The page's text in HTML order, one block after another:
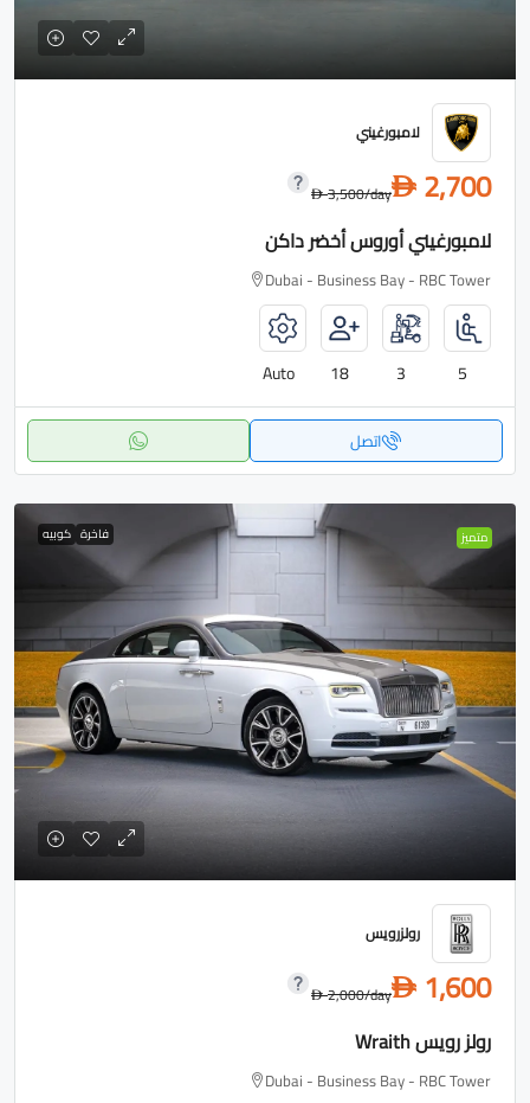
لامبورغيني
D 2,700
D3,500/day
لامبورغيني أوروس أخضر داكن
Dubai - Business Bay - RBC Tower
5
3
18
Auto
اتصل
متميز فاخرة كوبيه
رولزرويس
D 1,600
D2,000/day
رولز رويس Wraith
Dubai - Business Bay - RBC Tower